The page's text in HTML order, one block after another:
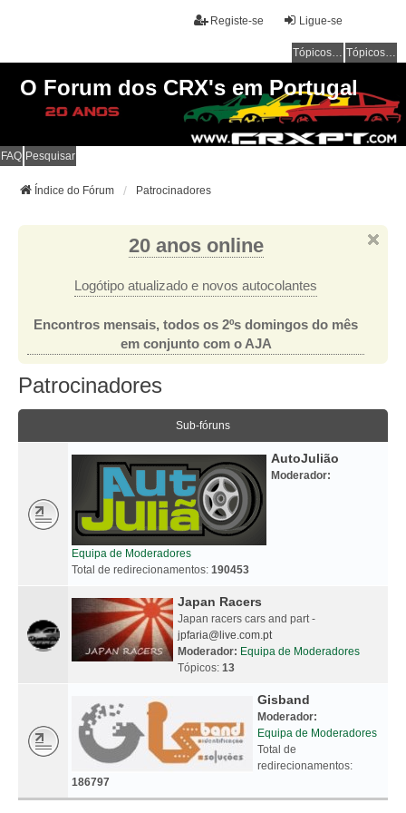
Ligue-se
Registe-se
Tópicos sem resposta Tópicos ativos
O Forum dos CRX's em Portugal
FAQ Pesquisar
Índice do Fórum Patrocinadores
20 anos online
Logótipo atualizado e novos autocolantes
Encontros mensais, todos os 2ºs domingos do mês
em conjunto com o AJA
Patrocinadores
Sub-fóruns
AutoJulião
Moderador:
Equipa de Moderadores
Total de redirecionamentos: 190453
Japan Racers
Japan racers cars and part -
jpfaria@live.com.pt
Moderador: Equipa de Moderadores
Tópicos: 13
Gisband
Moderador:
Equipa de Moderadores
Total de
redirecionamentos:
186797